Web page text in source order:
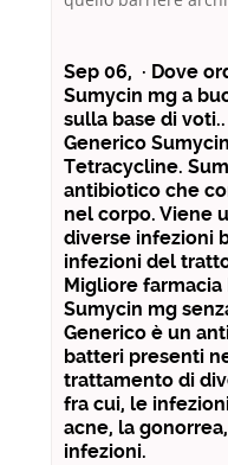
Sep 06, · Dove
Sumycin mg a
sulla base di
Generico
Tetracycline.
antibiotico che
nel corpo. Viene
diverse infezioni
infezioni del
Migliore
Sumycin mg
Generico è un
batteri presenti
trattamento di
fra cui, le
acne, la
infezioni.